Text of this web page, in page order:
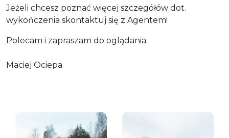
Jeżeli chcesz poznać więcej szczegółów dot.
wykończenia skontaktuj się z Agentem!
Polecam i zapraszam do oglądania.
Maciej Ociepa